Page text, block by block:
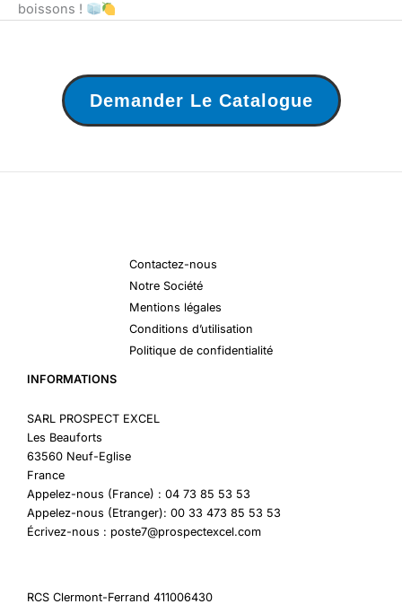
boissons !
Demander Le Catalogue
Contactez-nous
Notre Société
Mentions légales
Conditions d’utilisation
Politique de confidentialité
INFORMATIONS
SARL PROSPECT EXCEL
Les Beauforts
63560 Neuf-Eglise
France
Appelez-nous (France) : 04 73 85 53 53
Appelez-nous (Etranger): 00 33 473 85 53 53
Écrivez-nous : poste7@prospectexcel.com
RCS Clermont-Ferrand 411006430